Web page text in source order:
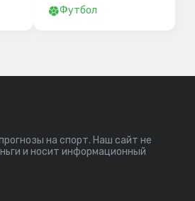
Футбол
на спорт. Наш сайт не
и носит информационный